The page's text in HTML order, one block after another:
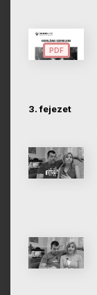
PDF
3. fejezet